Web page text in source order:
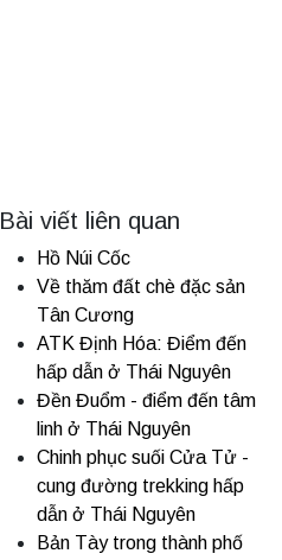
Bài viết liên quan
Hồ Núi Cốc
Về thăm đất chè đặc sản
Tân Cương
ATK Định Hóa: Điểm đến
hấp dẫn ở Thái Nguyên
Đền Đuổm - điểm đến tâm
linh ở Thái Nguyên
Chinh phục suối Cửa Tử -
cung đường trekking hấp
dẫn ở Thái Nguyên
Bản Tày trong thành phố